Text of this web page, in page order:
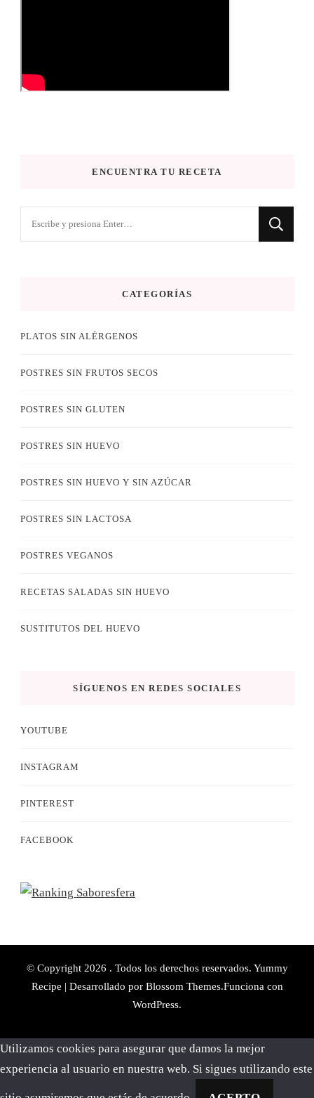
ENCUENTRA TU RECETA
CATEGORÍAS
PLATOS SIN ALÉRGENOS
POSTRES SIN FRUTOS SECOS
POSTRES SIN GLUTEN
POSTRES SIN HUEVO
POSTRES SIN HUEVO Y SIN AZÚCAR
POSTRES SIN LACTOSA
POSTRES VEGANOS
RECETAS SALADAS SIN HUEVO
SUSTITUTOS DEL HUEVO
SÍGUENOS EN REDES SOCIALES
YOUTUBE
INSTAGRAM
PINTEREST
FACEBOOK
© Copyright 2026 . Todos los derechos reservados. Yummy
Recipe | Desarrollado por Blossom Themes.Funciona con
WordPress.
Utilizamos cookies para asegurar que damos la mejor
experiencia al usuario en nuestra web. Si sigues utilizando este